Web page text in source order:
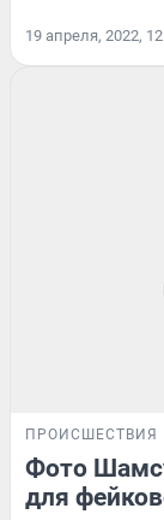
19 апреля, 2022,
ПРОИСШЕСТВИЯ
Фото
для